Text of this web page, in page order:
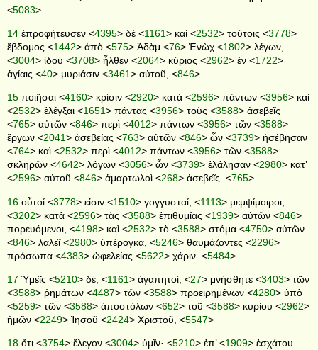
<5083>
14 ἐπροφήτευσεν <4395> δὲ <1161> καὶ <2532> τούτοις <3778>
ἕβδομος <1442> ἀπὸ <575> Ἀδὰμ <76> Ἑνὼχ <1802> λέγων,
<3004> ἰδοὺ <3708> ἦλθεν <2064> κύριος <2962> ἐν <1722>
ἁγίαις <40> μυριάσιν <3461> αὐτοῦ, <846>
15 ποιῆσαι <4160> κρίσιν <2920> κατὰ <2596> πάντων <3956> καὶ
<2532> ἐλέγξαι <1651> πάντας <3956> τοὺς <3588> ἀσεβεῖς
<765> αὐτῶν <846> περὶ <4012> πάντων <3956> τῶν <3588>
ἔργων <2041> ἀσεβείας <763> αὐτῶν <846> ὧν <3739> ἠσέβησαν
<764> καὶ <2532> περὶ <4012> πάντων <3956> τῶν <3588>
σκληρῶν <4642> λόγων <3056> ὧν <3739> ἐλάλησαν <2980> κατ’
<2596> αὐτοῦ <846> ἁμαρτωλοὶ <268> ἀσεβεῖς. <765>
16 οὗτοί <3778> εἰσιν <1510> γογγυσταί, <1113> μεμψίμοιροι,
<3202> κατὰ <2596> τὰς <3588> ἐπιθυμίας <1939> αὐτῶν <846>
πορευόμενοι, <4198> καὶ <2532> τὸ <3588> στόμα <4750> αὐτῶν
<846> λαλεῖ <2980> ὑπέρογκα, <5246> θαυμάζοντες <2296>
πρόσωπα <4383> ὠφελείας <5622> χάριν. <5484>
17 Ὑμεῖς <5210> δέ, <1161> ἀγαπητοί, <27> μνήσθητε <3403> τῶν
<3588> ῥημάτων <4487> τῶν <3588> προειρημένων <4280> ὑπὸ
<5259> τῶν <3588> ἀποστόλων <652> τοῦ <3588> κυρίου <2962>
ἡμῶν <2249> Ἰησοῦ <2424> Χριστοῦ, <5547>
18 ὅτι <3754> ἔλεγον <3004> ὑμῖν· <5210> ἐπ’ <1909> ἐσχάτου